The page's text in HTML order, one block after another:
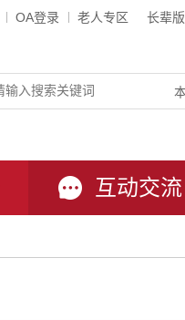
OA登录 老人专区 长辈版
互动交流